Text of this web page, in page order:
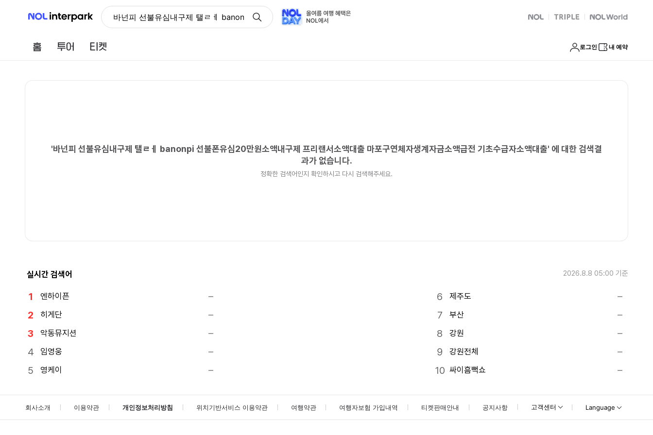
NOL 인터파크 바넌피 선불유심내구제 탤ㄹㅔ banonpi 선불폰유심20만원소액내구제 프리랜서소액대출 마포구연체자생계자금소액급전 기초수급자소액대출
NOL 트리플 Global Interpark
홈 투어 로그인 내 예약
'바넌피 선불유심내구제 탤ㄹㅔ banonpi 선불폰유심20만원소액내구제 프리랜서소액대출 마포구연체자생계자금소액급전 기초수급자소액대출' 에 대한 검색결
과가 없습니다.
정확한 검색어인지 확인하시고 다시 검색해주세요.
실시간 검색어 2026.8.8 05:00 기준
엔하이픈
히게단
악동뮤지션
임영웅
영케이
제주도
부산
강원
강원전체
싸이흠뻑쇼
회사소개 이용약관 개인정보처리방침 위치기반서비스 이용약관 여행약관 여행자보험 가입내역 티켓판매안내 공지사항 고객센터 Language